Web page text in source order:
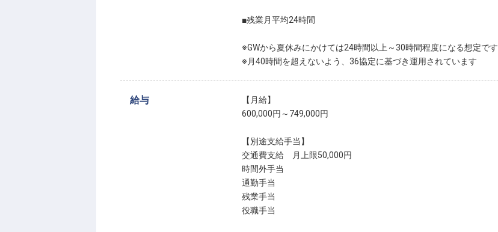
■残業月平均24時間
※GWから夏休みにかけては24時間以上～30時間程度になる想定です
※月40時間を超えないよう、36協定に基づき運用されています
給与
【月給】
600,000円～749,000円
【別途支給手当】
交通費支給 月上限50,000円
時間外手当
通勤手当
残業手当
役職手当